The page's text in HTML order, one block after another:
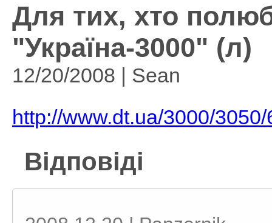
Для тих, хто
"Україна-3000" (л)
12/20/2008 | Sean
http://www.dt.ua/3000/
Відповіді